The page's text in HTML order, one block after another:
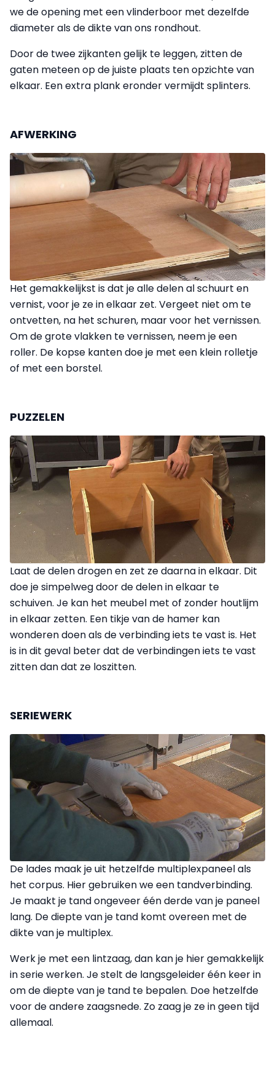
we de opening met een vlinderboor met dezelfde
diameter als de dikte van ons rondhout.
Door de twee zijkanten gelijk te leggen, zitten de
gaten meteen op de juiste plaats ten opzichte van
elkaar. Een extra plank eronder vermijdt splinters.
AFWERKING
Het gemakkelijkst is dat je alle delen al schuurt en
vernist, voor je ze in elkaar zet. Vergeet niet om te
ontvetten, na het schuren, maar voor het vernissen.
Om de grote vlakken te vernissen, neem je een
roller. De kopse kanten doe je met een klein rolletje
of met een borstel.
PUZZELEN
Laat de delen drogen en zet ze daarna in elkaar. Dit
doe je simpelweg door de delen in elkaar te
schuiven. Je kan het meubel met of zonder houtlijm
in elkaar zetten. Een tikje van de hamer kan
wonderen doen als de verbinding iets te vast is. Het
is in dit geval beter dat de verbindingen iets te vast
zitten dan dat ze loszitten.
SERIEWERK
De lades maak je uit hetzelfde multiplexpaneel als
het corpus. Hier gebruiken we een tandverbinding.
Je maakt je tand ongeveer één derde van je paneel
lang. De diepte van je tand komt overeen met de
dikte van je multiplex.
Werk je met een lintzaag, dan kan je hier gemakkelijk
in serie werken. Je stelt de langsgeleider één keer in
om de diepte van je tand te bepalen. Doe hetzelfde
voor de andere zaagsnede. Zo zaag je ze in geen tijd
allemaal.